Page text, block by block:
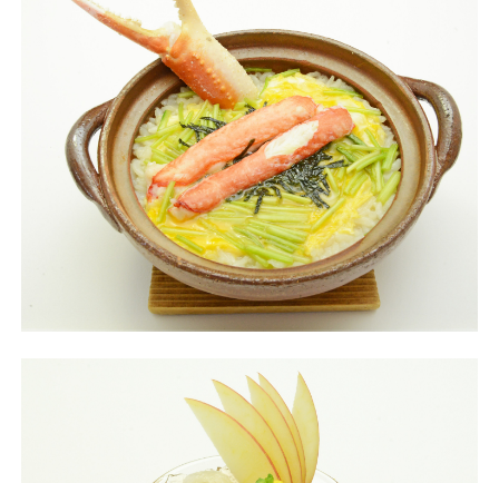
不再提醒 下載APP